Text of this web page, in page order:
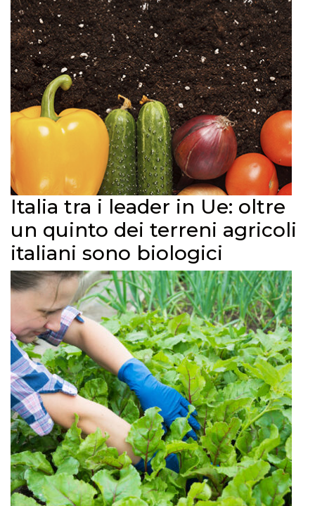
Italia tra i leader in Ue: oltre
un quinto dei terreni agricoli
italiani sono biologici